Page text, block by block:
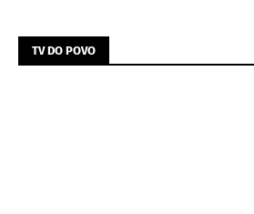
TV DO POVO